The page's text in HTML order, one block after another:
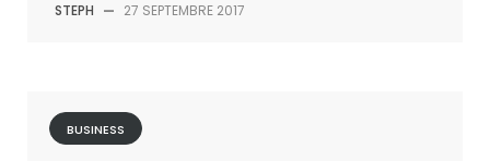
STEPH — 27 SEPTEMBRE 2017
BUSINESS